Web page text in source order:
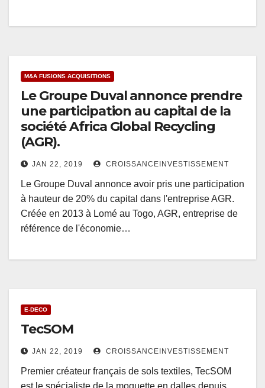
M&A FUSIONS ACQUISITIONS
Le Groupe Duval annonce prendre
une participation au capital de la
société Africa Global Recycling
(AGR).
JAN 22, 2019 CROISSANCEINVESTISSEMENT
Le Groupe Duval annonce avoir pris une participation
à hauteur de 20% du capital dans l'entreprise AGR.
Créée en 2013 à Lomé au Togo, AGR, entreprise de
référence de l'économie…
E-DECO
TecSOM
JAN 22, 2019 CROISSANCEINVESTISSEMENT
Premier créateur français de sols textiles, TecSOM